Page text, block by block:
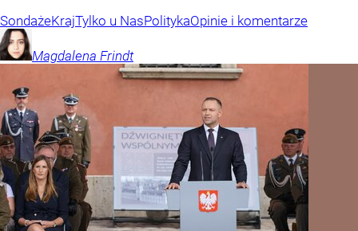
SondażeKrajTylko u NasPolitykaOpinie i komentarze
Magdalena Frindt